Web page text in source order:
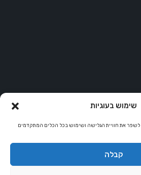
שימוש בעוגיות
את חוויית הגלישה ושימוש בכל הכלים המתקדמים
קבלה